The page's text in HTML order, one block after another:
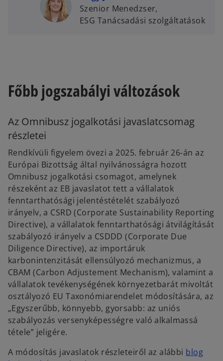
Szenior Menedzser,
ESG Tanácsadási szolgáltatások
Főbb jogszabályi változások
Az Omnibusz jogalkotási javaslatcsomag
részletei
Rendkívüli figyelem övezi a 2025. február 26-án az
Európai Bizottság által nyilvánosságra hozott
Omnibusz jogalkotási csomagot, amelynek
részeként az EB javaslatot tett a vállalatok
fenntarthatósági jelentéstételét szabályozó
irányelv, a CSRD (Corporate Sustainability Reporting
Directive), a vállalatok fenntarthatósági átvilágítását
szabályozó irányelv a CSDDD (Corporate Due
Diligence Directive), az importáruk
karbonintenzitását ellensúlyozó mechanizmus, a
CBAM (Carbon Adjustement Mechanism), valamint a
vállalatok tevékenységének környezetbarát mivoltát
osztályozó EU Taxonómiarendelet módosítására, az
„Egyszerűbb, könnyebb, gyorsabb: az uniós
szabályozás versenyképességre való alkalmassá
tétele” jeligére.
A módosítás javaslatok részleteiről az alábbi blog